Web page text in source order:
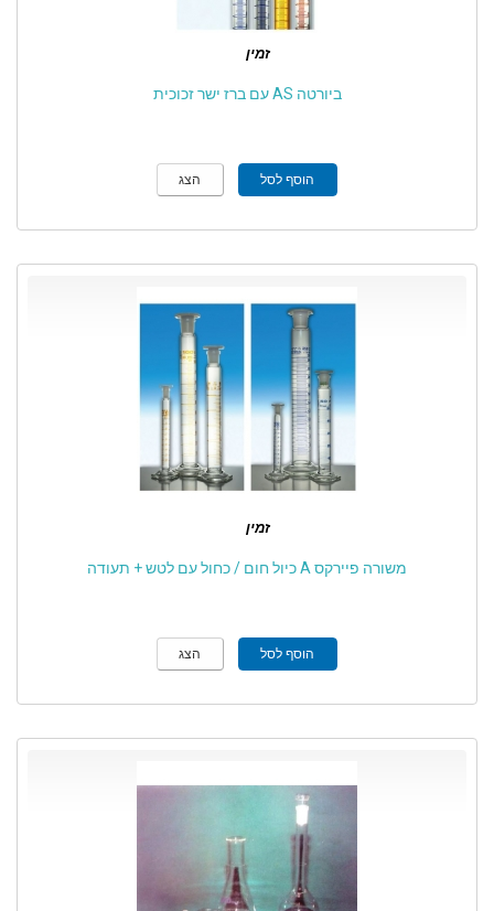
זמין
ביורטה AS עם ברז ישר זכוכית
הוסף לסל הצג
זמין
משורה פיירקס A כיול חום / כחול עם לטש + תעודה
הוסף לסל הצג